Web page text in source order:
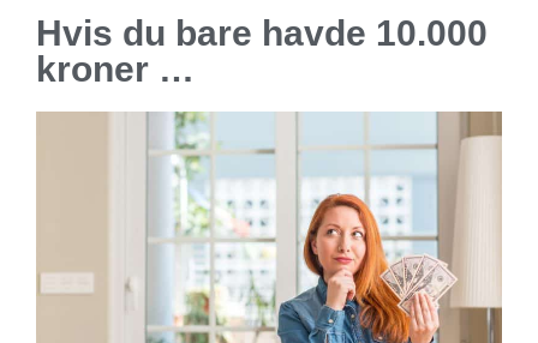
Hvis du bare havde 10.000
kroner …